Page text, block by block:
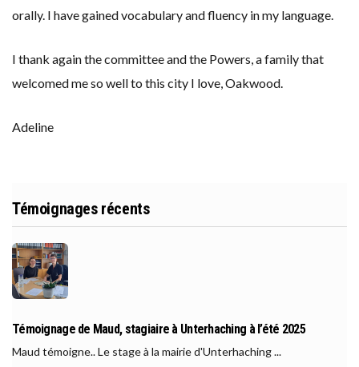
orally. I have gained vocabulary and fluency in my language.
I thank again the committee and the Powers, a family that
welcomed me so well to this city I love, Oakwood.
Adeline
Témoignages récents
Témoignage de Maud, stagiaire à Unterhaching à l’été 2025
Maud témoigne.. Le stage à la mairie d'Unterhaching ...